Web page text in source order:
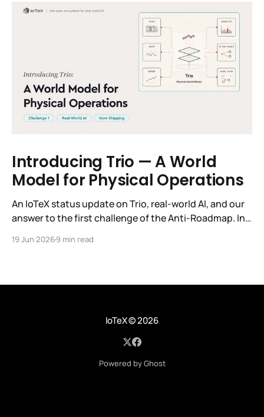
Introducing Trio — A World
Model for Physical Operations
An IoTeX status update on Trio, real-world AI, and our
answer to the first challenge of the Anti-Roadmap. In
three challenges instead of a timeline. Challenge 1 was
19 Jun 20269 min read
IoTeX© 2026
Powered by Ghost